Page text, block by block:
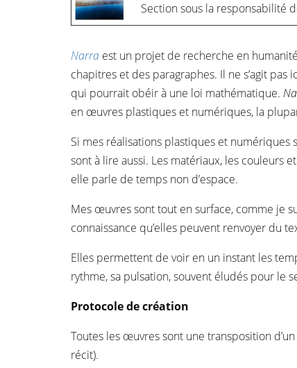
Section sous la responsabilité
Narra est un projet de recherche en
chapitres et des paragraphes. Il ne s’agit
qui pourrait obéir à une loi mathématique.
en œuvres plastiques et numériques, la
Si mes réalisations plastiques et
sont à lire aussi. Les matériaux, les couleurs
elle parle de temps non d’espace.
Mes œuvres sont tout en surface, comme je
connaissance qu’elles peuvent renvoyer du
Elles permettent de voir en un instant les
rythme, sa pulsation, souvent éludés pour le
Protocole de création
Toutes les œuvres sont une transposition
récit).